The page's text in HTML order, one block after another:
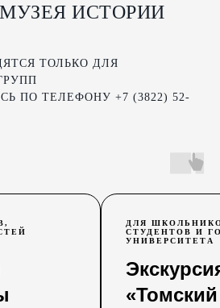
ИСТОРИИ
ТОЛЬКО ДЛЯ
ПО ТЕЛЕФОНУ +7 (3822) 52-
ДЛЯ
СТУДЕНТОВ И
УНИВЕРСИТЕТА
«Томский